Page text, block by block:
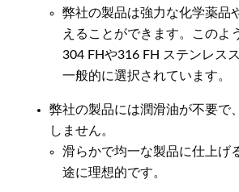
弊社の製品は強力な化学薬品
えることができます。このよ
304 FHや316 FH ステンレス
一般的に選択されています。
弊社の製品には潤滑油が不要で
しません。
滑らかで均一な製品に仕上げ
途に理想的です。